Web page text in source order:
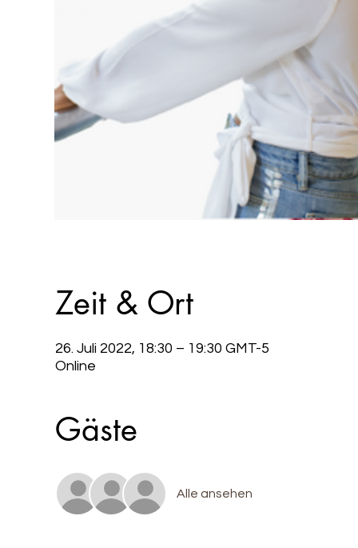
Zeit & Ort
26. Juli 2022, 18:30 – 19:30 GMT-5
Online
Gäste
Alle ansehen